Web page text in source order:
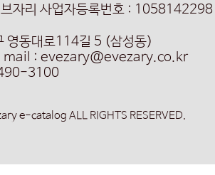
자리 사업자등록번호 :
영동대로114길 5 (삼성동)
mail : evezary@evezary.co.kr
3100
e-catalog ALL RIGHTS RESERVED.